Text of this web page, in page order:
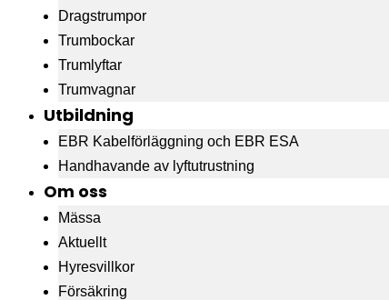
Dragstrumpor
Trumbockar
Trumlyftar
Trumvagnar
Utbildning
EBR Kabelförläggning och EBR ESA
Handhavande av lyftutrustning
Om oss
Mässa
Aktuellt
Hyresvillkor
Försäkring